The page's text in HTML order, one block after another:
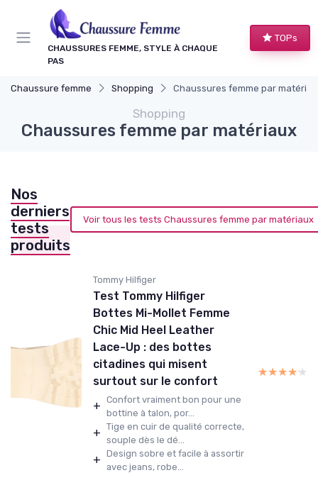
CHAUSSURES FEMME, STYLE À CHAQUE
PAS
TOPs
Chaussure femme Shopping Chaussures femme par
Shopping
Chaussures femme par matériaux
Nos
derniers
tests
produits
Voir tous les tests Chaussures femme par matériaux
Tommy Hilfiger
Test Tommy Hilfiger
Bottes Mi-Mollet Femme
Chic Mid Heel Leather
Lace-Up : des bottes
citadines qui misent
surtout sur le confort
+ Confort vraiment bon pour une
bottine à talon, por...
+ Tige en cuir de qualité correcte,
souple dès le dé...
+ Design sobre et facile à assortir
avec jeans, robe...
★★★★★
★★★★★
Panneau de gestion des cookies